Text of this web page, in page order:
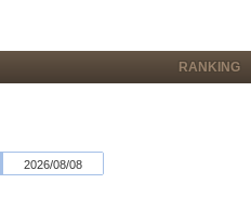
RANKING
2026/08/08